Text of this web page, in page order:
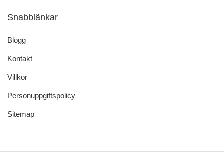
Snabblänkar
Blogg
Kontakt
Villkor
Personuppgiftspolicy
Sitemap